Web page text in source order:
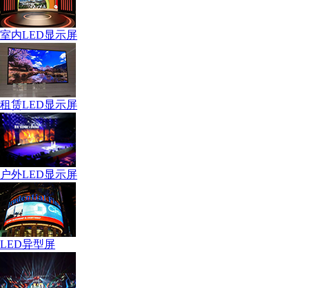
室内LED显示屏
租赁LED显示屏
户外LED显示屏
LED异型屏